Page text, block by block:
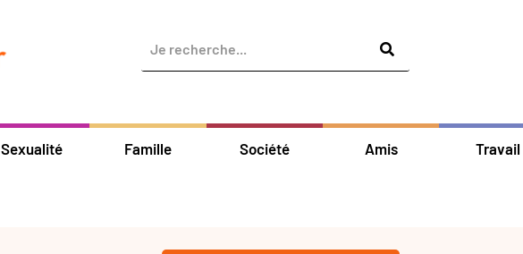
Sexualité Famille Société Amis Travail